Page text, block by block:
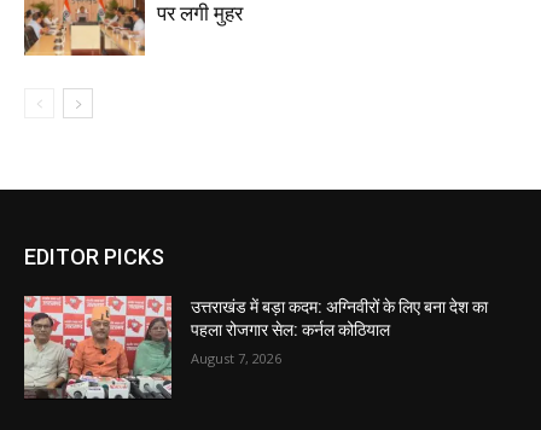
पर लगी मुहर
EDITOR PICKS
उत्तराखंड में बड़ा कदम: अग्निवीरों के लिए बना देश का
पहला रोजगार सेल: कर्नल कोठियाल
August 7, 2026